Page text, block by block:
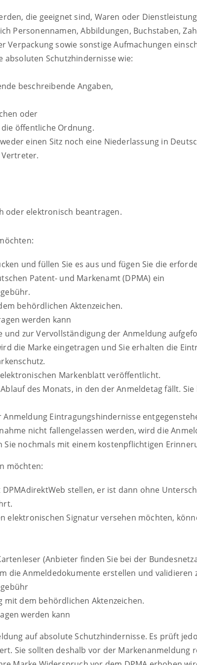
die geeignet sind, Waren oder
Personennamen, Abbildungen, Buchstaben,
Verpackung sowie sonstige Aufmachungen
absoluten Schutzhindernisse wie:
beschreibende Angaben,
oder
öffentliche Ordnung.
einen Sitz noch eine Niederlassung in
oder elektronisch beantragen.
und füllen Sie es aus und fügen Sie die
Patent- und Markenamt (DPMA) ein
behördlichen Aktenzeichen.
werden kann
und zur Vervollständigung der Anmeldung
die Marke eingetragen und Sie erhalten die
Markenblatt veröffentlicht.
des Monats, in den der Anmeldetag fällt.
Eintragungshindernisse
nicht fallengelassen werden, wird die
Sie nochmals mit einem kostenpflichtigen
möchten:
stellen, er ist dann ohne
elektronischen Signatur versehen möchten,
(Anbieter finden Sie bei der
die Anmeldedokumente erstellen und validieren
mit dem behördlichen Aktenzeichen.
werden kann
auf absolute Schutzhindernisse. Es prüft
Sie sollten deshalb vor der Markenanmeldung